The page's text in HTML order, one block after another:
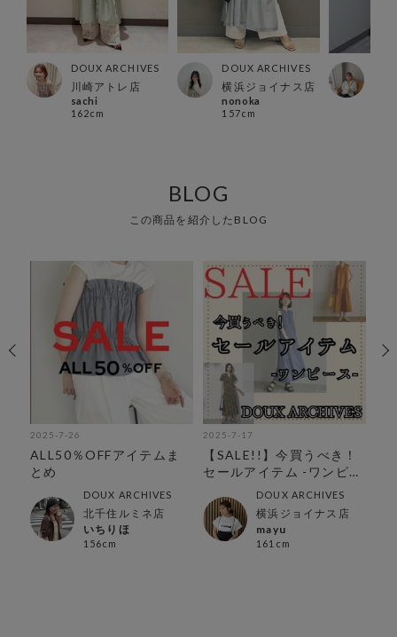
DOUX ARCHIVES
川崎アトレ店
sachi
162cm
DOUX ARCHIVES
横浜ジョイナス店
nonoka
157cm
BLOG
この商品を紹介したBLOG
2025-7-26
ALL50％OFFアイテムま
とめ
DOUX ARCHIVES
北千住ルミネ店
いちりほ
156cm
2025-7-17
【SALE!!】今買うべき！
セールアイテム -ワンピー
DOUX ARCHIVES
横浜ジョイナス店
mayu
161cm